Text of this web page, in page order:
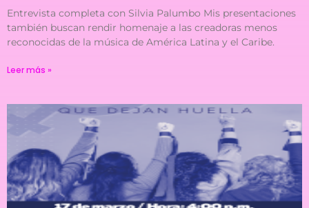
Entrevista completa con Silvia Palumbo Mis presentaciones
también buscan rendir homenaje a las creadoras menos
reconocidas de la música de América Latina y el Caribe.
Leer más »